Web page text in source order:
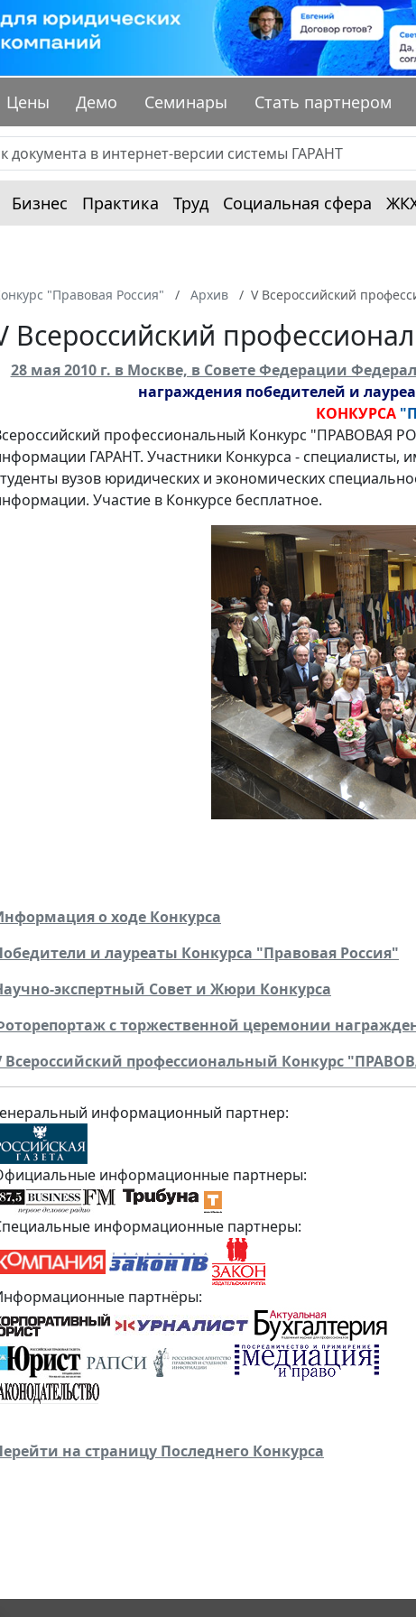
Цены Демо Семинары Стать партнером
Бизнес Практика Труд Социальная сфера
"Правовая Россия" Архив V Всероссийский
Всероссийский
28 мая 2010 г. в Москве, в Совете Федерации
награждения победителей и
КОНКУРСА
профессиональный Конкурс "ПРАВОВАЯ
ГАРАНТ. Участники Конкурса -
вузов юридических и экономических
Участие в Конкурсе бесплатное.
о ходе Конкурса
и лауреаты Конкурса "Правовая Россия"
экспертный Совет и Жюри Конкурса
с торжественной церемонии
Всероссийский профессиональный Конкурс
информационный партнер:
информационные партнеры:
информационные партнеры:
партнёры:
на страницу Последнего Конкурса